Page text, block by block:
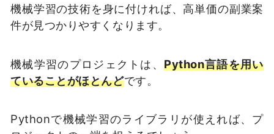
機械学習の技術を身に付ければ、高単価の副業案
件が見つかりやすくなります。
機械学習のプロジェクトは、Python言語を用い
ていることがほとんどです。
Pythonで機械学習のライブラリが使えれば、プ